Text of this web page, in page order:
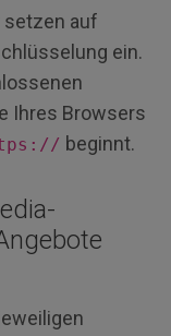
setzen auf
ein.
Ihres Browsers
beginnt.